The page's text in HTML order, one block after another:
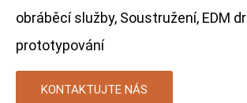
obráběcí služby, Soustružení, EDM
prototypování
KONTAKTUJTE NÁS